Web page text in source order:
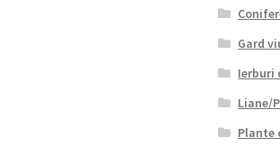
Gard
Ierburi
Liane/
Plante